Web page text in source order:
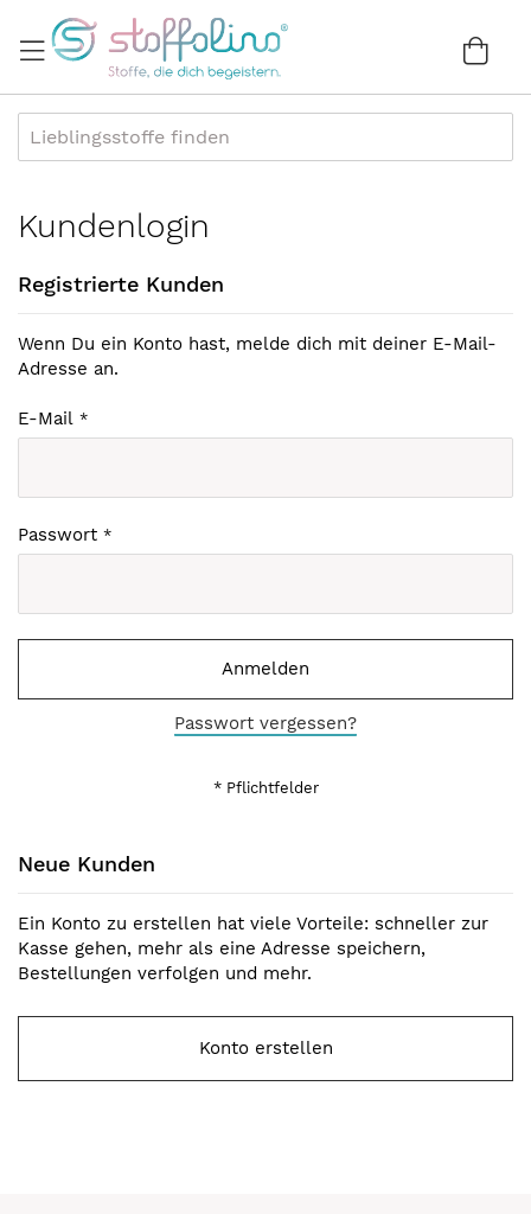
zum
Inhalt
Kundenlogin
Registrierte Kunden
Wenn Du ein Konto hast, melde dich mit deiner E-Mail-
Adresse an.
E-Mail
Passwort
Anmelden
Passwort vergessen?
Neue Kunden
Ein Konto zu erstellen hat viele Vorteile: schneller zur
Kasse gehen, mehr als eine Adresse speichern,
Bestellungen verfolgen und mehr.
Konto erstellen